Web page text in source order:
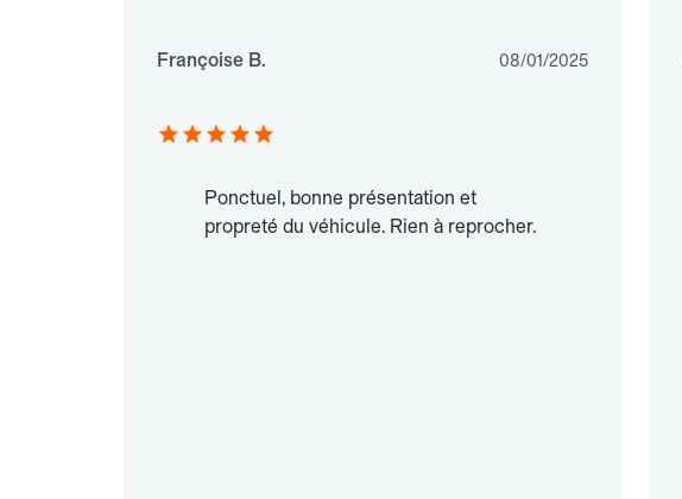
Françoise B. 08/01/2025
Ponctuel, bonne présentation et
propreté du véhicule. Rien à reprocher.